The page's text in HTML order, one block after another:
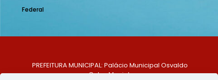
Federal
PREFEITURA MUNICIPAL: Palácio Municipal Osvaldo
Celso Maciel